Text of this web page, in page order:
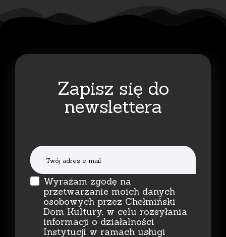
Zapisz się do
newslettera
Wyrażam zgodę na
przetwarzanie moich danych
osobowych przez Chełmiński
Dom Kultury, w celu rozsyłania
informacji o działalności
Instytucji w ramach usługi